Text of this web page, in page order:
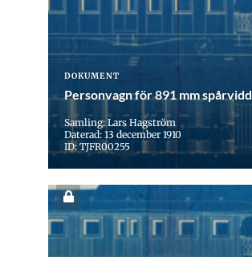
DOKUMENT
Personvagn för 891 mm spårvidd
Samling: Lars Hagström
Daterad: 13 december 1910
ID: TJFR00255